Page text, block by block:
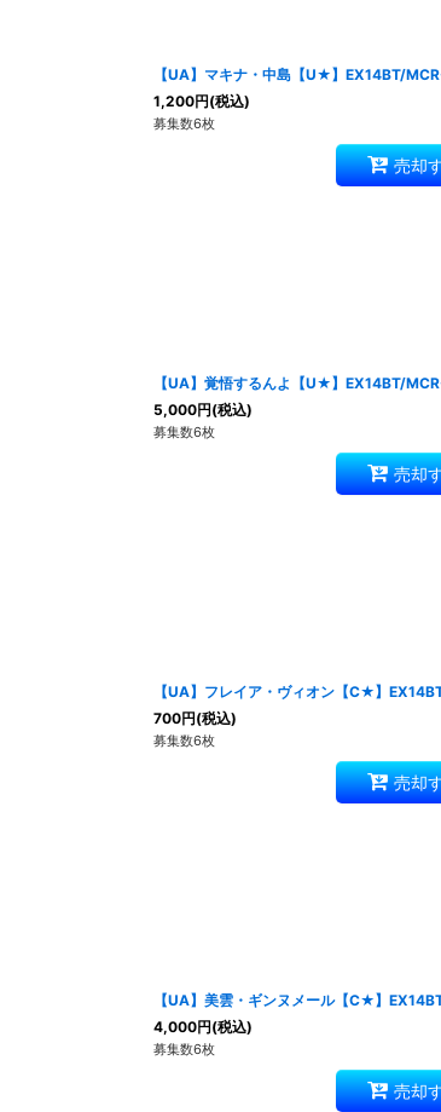
【UA】マキナ・中島【U★】EX14BT/
1,200円(税込)
募集数6枚
売却
【UA】覚悟するんよ【U★】EX14BT/
5,000円(税込)
募集数6枚
売却
【UA】フレイア・ヴィオン【C★】
700円(税込)
募集数6枚
売却
【UA】美雲・ギンヌメール【C★】
4,000円(税込)
募集数6枚
売却